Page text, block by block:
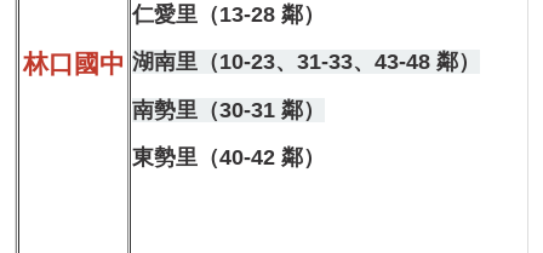
林口 國中
仁愛里 （13-28 鄰）
湖南里 （10-23、31-33、43-48 鄰）
南勢里 （30-31 鄰）
東勢里（40-42 鄰）